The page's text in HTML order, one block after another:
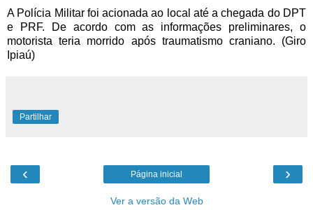
A Polícia Militar foi acionada ao local até a chegada do DPT
e PRF. De acordo com as informações preliminares, o
motorista teria morrido após traumatismo craniano. (Giro
Ipiaú)
Partilhar
‹ ›
Página inicial
Ver a versão da Web